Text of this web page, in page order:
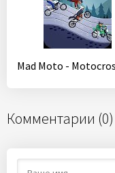
Комментарии (0)